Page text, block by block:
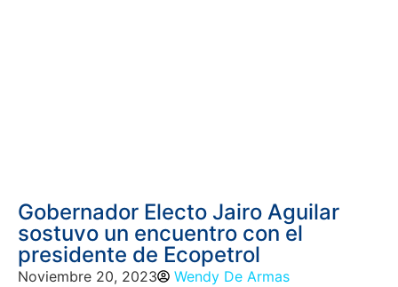
Gobernador Electo Jairo Aguilar
sostuvo un encuentro con el
presidente de Ecopetrol
Noviembre 20, 2023
Wendy De Armas